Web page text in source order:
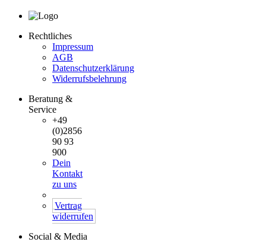
Rechtliches
Impressum
AGB
Datenschutzerklärung
Widerrufsbelehrung
Beratung &
Service
+49
(0)2856
90 93
900
Dein
Kontakt
zu uns
Vertrag
widerrufen
Social & Media